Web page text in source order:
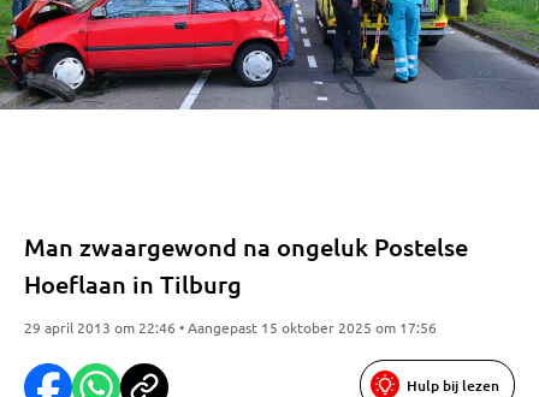
Man zwaargewond na ongeluk Postelse
Hoeflaan in Tilburg
29 april 2013 om 22:46 • Aangepast 15 oktober 2025 om 17:56
Hulp bij lezen